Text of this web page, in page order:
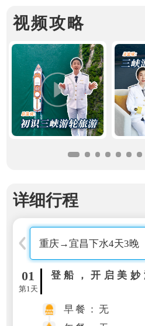
视频攻略
详细行程
重庆→宜昌下水4天3晚
01
第1天
登船，开启美妙
早餐：无